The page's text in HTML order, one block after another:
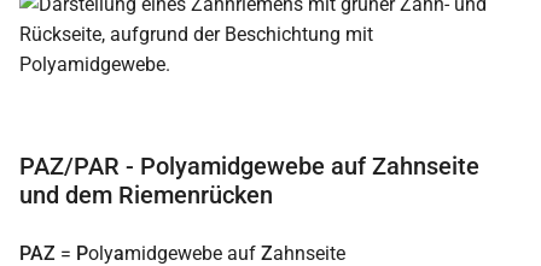
PAZ/PAR - Polyamidgewebe auf Zahnseite
und dem Riemenrücken
PAZ = Polyamidgewebe auf Zahnseite